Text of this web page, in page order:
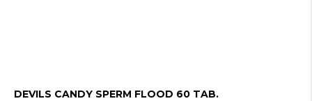
DEVILS CANDY SPERM FLOOD 60 TAB.